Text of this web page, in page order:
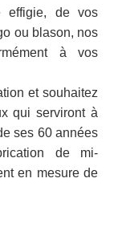
nu
effigie, de vos
ou blason, nos
à vos
et souhaitez
qui serviront à
ses 60 années
de mi-
en mesure de